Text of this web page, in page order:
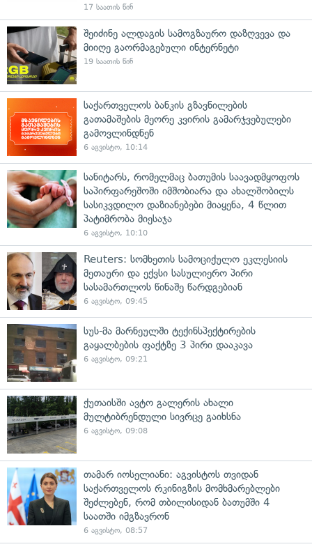
17 საათის წინ
შეიძინე ალდაგის სამოგზაურო დაზღვევა და
მიიღე გაორმაგებული ინტერნეტი
19 საათის წინ
საქართველოს ბანკის გზავნილების
გათამაშების მეორე კვირის გამარჯვებულები
გამოვლინდნენ
6 აგვისტო, 10:14
სანიტარს, რომელმაც ბათუმის საავადმყოფოს
საპირფარეშოში იმშობიარა და ახალშობილს
სასიკვდილო დაზიანებები მიაყენა, 4 წლით
პატიმრობა მიესაჯა
6 აგვისტო, 10:10
Reuters: სომხეთის სამოციქულო ეკლესიის
მეთაური და ექვსი სასულიერო პირი
სასამართლოს წინაშე წარდგებიან
6 აგვისტო, 09:45
სუს-მა მარნეულში ტექინსპექტირების
გაყალბების ფაქტზე 3 პირი დააკავა
6 აგვისტო, 09:21
ქუთაისში ავტო გალერის ახალი
მულტიბრენდული სივრცე გაიხსნა
6 აგვისტო, 09:08
თამარ იოსელიანი: აგვისტოს თვიდან
საქართველოს რკინიგზის მომხმარებლები
შეძლებენ, რომ თბილისიდან ბათუმში 4
საათში იმგზავრონ
6 აგვისტო, 08:57